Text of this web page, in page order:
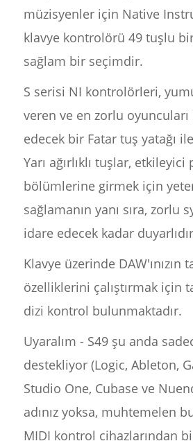
müzisyenler için Native
klavye kontrolörü 49 tuşlu
sağlam bir seçimdir.
S serisi NI kontrolörleri,
veren ve en zorlu
edecek bir Fatar tuş yatağı
Yarı ağırlıklı tuşlar, etkileyici
bölümlerine girmek için
sağlamanın yanı sıra, zorlu
idare edecek kadar
Klavye üzerinde DAW'ınızın
özelliklerini çalıştırmak için
dizi kontrol bulunmaktadır.
Uyaralım - S49 şu anda
destekliyor (Logic, Ableton,
Studio One, Cubase ve
adınız yoksa, muhtemelen
MIDI kontrol cihazlarından